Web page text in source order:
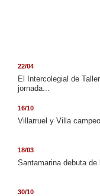
22/04
El Intercolegial de
jornada...
16/10
Villarruel y Villa
18/03
Santamarina debuta de
30/10